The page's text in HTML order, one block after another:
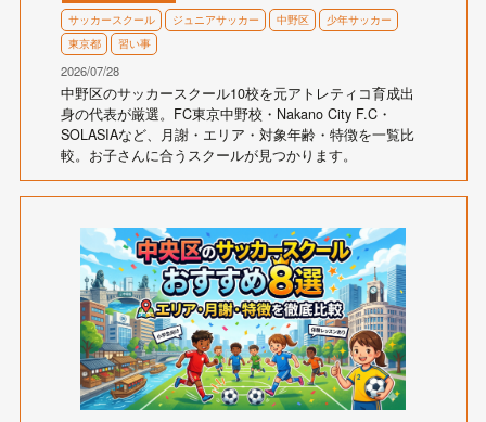
サッカースクール ジュニアサッカー 中野区
少年サッカー
東京都
習い事
2026/07/28
中野区のサッカースクール10校を元アトレティコ育成出
身の代表が厳選。FC東京中野校・Nakano City F.C・
SOLASIAなど、月謝・エリア・対象年齢・特徴を一覧比
較。お子さんに合うスクールが見つかります。